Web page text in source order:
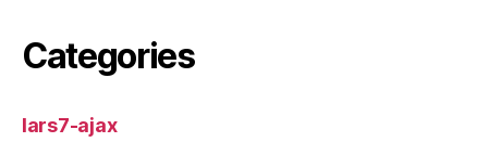
Categories
lars7-ajax